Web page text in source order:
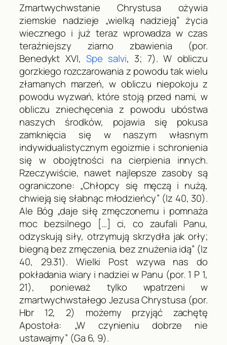
Zmartwychwstanie Chrystusa ożywia
ziemskie nadzieje „wielką nadzieją” życia
wiecznego i już teraz wprowadza w czas
teraźniejszy ziarno zbawienia (por.
Benedykt XVI,Spe salvi, 3; 7). W obliczu
gorzkiego rozczarowania z powodu tak wielu
złamanych marzeń, w obliczu niepokoju z
powodu wyzwań, które stoją przed nami, w
obliczu zniechęcenia z powodu ubóstwa
naszych środków, pojawia się pokusa
zamknięcia się w naszym własnym
indywidualistycznym egoizmie i schronienia
się w obojętności na cierpienia innych.
Rzeczywiście, nawet najlepsze zasoby są
ograniczone: „Chłopcy się męczą i nużą,
chwieją się słabnąc młodzieńcy” (Iz 40, 30).
Ale Bóg „daje siłę zmęczonemu i pomnaża
moc bezsilnego […] ci, co zaufali Panu,
odzyskują siły, otrzymują skrzydła jak orły;
biegną bez zmęczenia, bez znużenia idą” (Iz
40, 29.31). Wielki Post wzywa nas do
pokładania wiary i nadziei w Panu (por. 1 P 1,
21), ponieważ tylko wpatrzeni w
zmartwychwstałego Jezusa Chrystusa (por.
Hbr12, 2) możemy przyjąć zachętę
Apostoła: „W czynieniu dobrze nie
ustawajmy” (Ga 6, 9).